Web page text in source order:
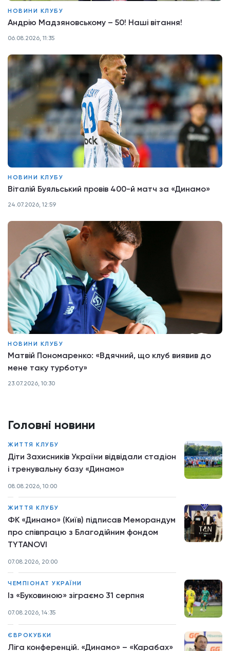
Головні новини
ЖИТТЯ КЛУБУ
Діти Захисників України відвідали стадіон
і тренувальну базу «Динамо»
08.08.2026, 10:00
ЖИТТЯ КЛУБУ
ФК «Динамо» (Київ) підписав Меморандум
про співпрацю з Благодійним фондом
TYTANOVI
07.08.2026, 20:00
ЧЕМПІОНАТ УКРАЇНИ
Із «Буковиною» зіграємо 31 серпня
07.08.2026, 14:35
ЄВРОКУБКИ
Ліга конференцій. «Динамо» – «Карабах»
НОВИНИ КЛУБУ
Андрію Мадзяновському – 50! Наші вітання!
06.08.2026, 11:35
НОВИНИ КЛУБУ
Віталій Буяльський провів 400-й матч за «Динамо»
24.07.2026, 12:59
НОВИНИ КЛУБУ
Матвій Пономаренко: «Вдячний, що клуб виявив до
мене таку турботу»
23.07.2026, 10:30